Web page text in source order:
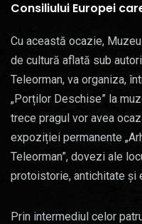
Consiliului Europei
Cu această ocazie,
de cultură aflată sub
Teleorman, va organiza,
„Porților Deschise” la
trece pragul vor avea
expoziției permanente
Teleorman”, dovezi ale
protoistorie, antichitate și
Prin intermediul celor